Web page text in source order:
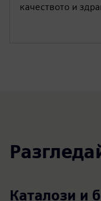
качеството и
Каталози и